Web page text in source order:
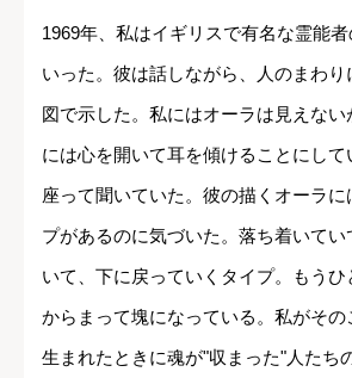
1969年、私はイギリスで有名な霊能
いった。彼は話しながら、人のまわ
図で示した。私にはオーラは見えな
には心を開いて耳を傾けることにして
座って聞いていた。彼の描くオーラに
プがあるのに気づいた。落ち着いて
いて、下に戻っていくタイプ。もう
からまって塊になっている。私がその
生まれたときに魂が"収まった"人たち